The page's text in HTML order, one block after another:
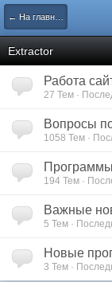
← На главную
Extractor
Работа
27 Тем ·
Вопросы
1058 Тем ·
Программы
194 Тем ·
Важные
5 Тем ·
Новые
3 Тем ·